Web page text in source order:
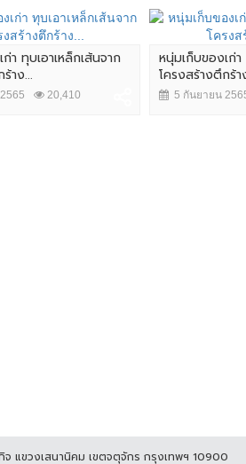
า ทุบเอาเหล็กเส้นจาก
าง...
20,410
หนุ่มเก็บของเก่า
โครงสร้างตึกร้า
5 กันยายน
แขวงเสนานิคม เขตจตุจักร กรุงเทพฯ 10900